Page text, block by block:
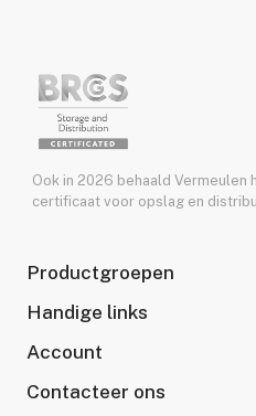
Ook in 2026 behaald Vermeulen
certificaat voor opslag en
Productgroepen
Handige links
Account
Contacteer ons